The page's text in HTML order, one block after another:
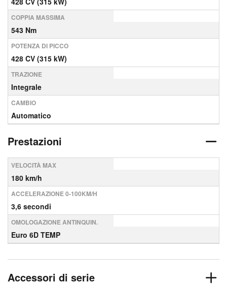
COPPIA MASSIMA
543 Nm
POTENZA DI PICCO
428 CV (315 kW)
TRAZIONE
Integrale
CAMBIO
Automatico
Prestazioni
VELOCITÀ MAX
180 km/h
ACCELERAZIONE 0-100KM/H
3,6 secondi
OMOLOGAZIONE ANTINQUIN.
Euro 6D TEMP
Accessori di serie